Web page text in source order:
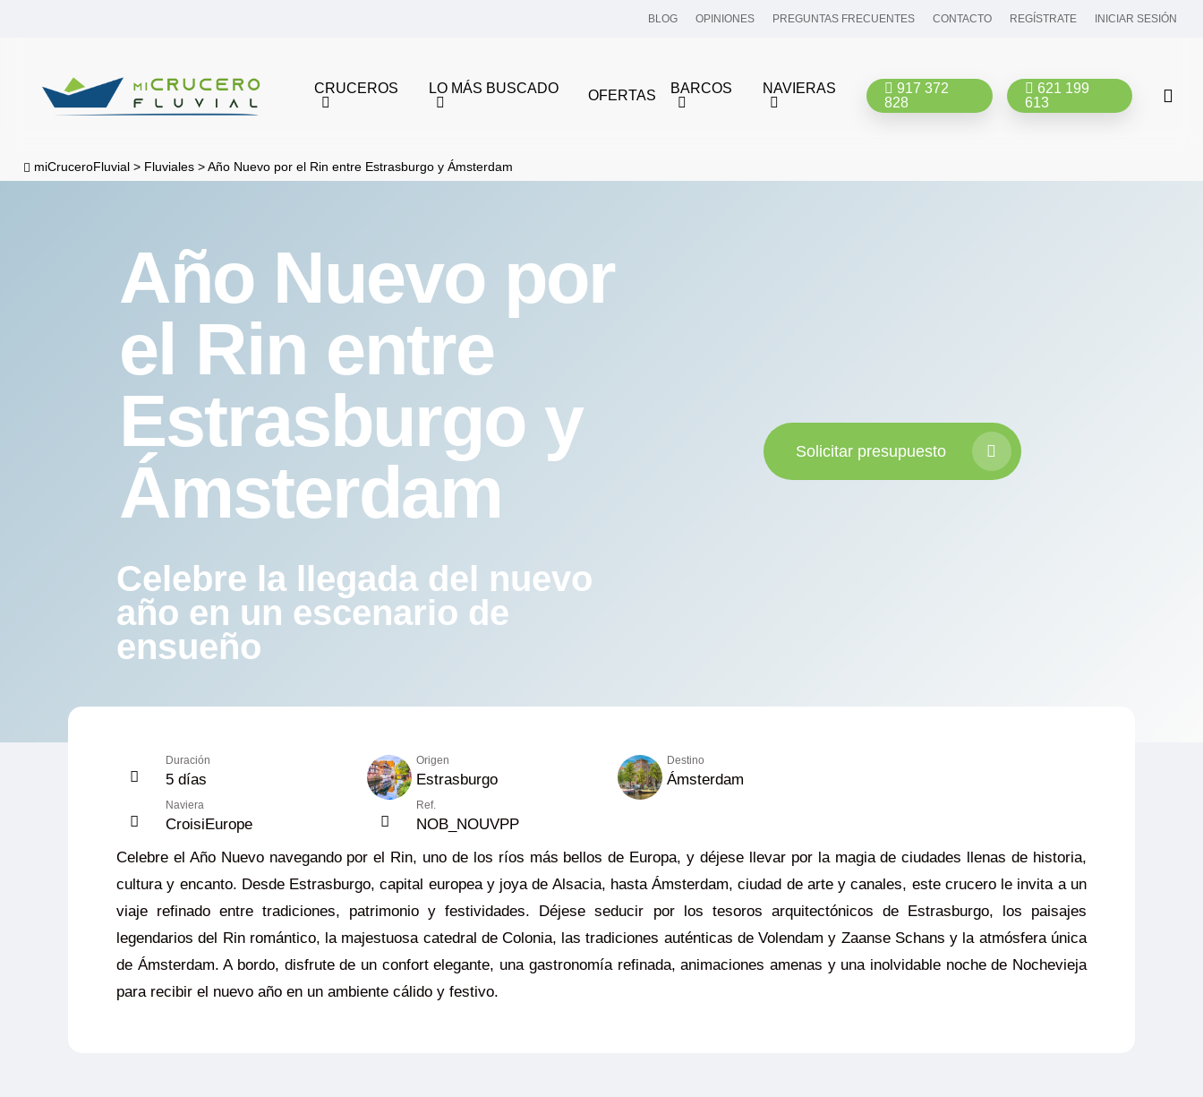
content
BLOG OPINIONES PREGUNTAS FRECUENTES CONTACTO REGÍSTRATE INICIAR SESIÓN
CRUCEROS LO MÁS BUSCADO OFERTAS BARCOS NAVIERAS
917 372
828
621 199
613
miCruceroFluvial > Fluviales> Año Nuevo por el Rin entre Estrasburgo y Ámsterdam
Año Nuevo por
el Rin entre
Estrasburgo y
Ámsterdam
Celebre la llegada del nuevo
año en un escenario de
ensueño
Solicitar presupuesto
Duración
5 días
Origen
Estrasburgo
Destino
Ámsterdam
Naviera
CroisiEurope
Ref.
NOB_NOUVPP
Celebre el Año Nuevo navegando por el Rin, uno de los ríos más bellos de Europa, y déjese llevar por la magia de ciudades llenas de historia,
cultura y encanto. Desde Estrasburgo, capital europea y joya de Alsacia, hasta Ámsterdam, ciudad de arte y canales, este crucero le invita a un
viaje refinado entre tradiciones, patrimonio y festividades. Déjese seducir por los tesoros arquitectónicos de Estrasburgo, los paisajes
legendarios del Rin romántico, la majestuosa catedral de Colonia, las tradiciones auténticas de Volendam y Zaanse Schans y la atmósfera única
de Ámsterdam. A bordo, disfrute de un confort elegante, una gastronomía refinada, animaciones amenas y una inolvidable noche de Nochevieja
para recibir el nuevo año en un ambiente cálido y festivo.